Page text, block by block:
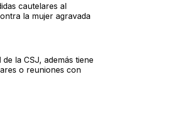
cautelares al
la mujer agravada
la CSJ, además tiene
o reuniones con